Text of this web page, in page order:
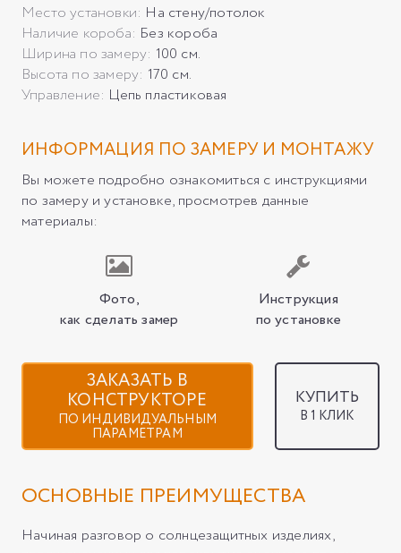
Место установки: На стену/потолок
Наличие короба: Без короба
Ширина по замеру: 100 см.
Высота по замеру: 170 см.
Управление: Цепь пластиковая
ИНФОРМАЦИЯ ПО ЗАМЕРУ И МОНТАЖУ
Вы можете подробно ознакомиться с инструкциями
по замеру и установке, просмотрев данные
материалы:
Фото,
как сделать замер
Инструкция
по установке
ЗАКАЗАТЬ В
КОНСТРУКТОРЕ
ПО ИНДИВИДУАЛЬНЫМ
ПАРАМЕТРАМ
КУПИТЬ
В 1 КЛИК
ОСНОВНЫЕ ПРЕИМУЩЕСТВА
Начиная разговор о солнцезащитных изделиях,